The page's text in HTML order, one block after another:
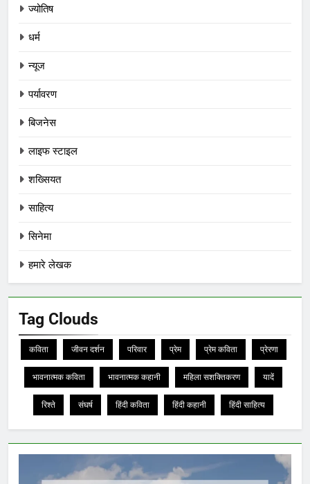
ज्योतिष
धर्म
न्यूज
पर्यावरण
बिजनेस
लाइफ स्टाइल
शख्सियत
साहित्य
सिनेमा
हमारे लेखक
Tag Clouds
कविता जीवन दर्शन परिवार प्रेम प्रेम कविता प्रेरणा
भावनात्मक कविता भावनात्मक कहानी महिला सशक्तिकरण यादें
रिश्ते संघर्ष हिंदी कविता हिंदी कहानी हिंदी साहित्य